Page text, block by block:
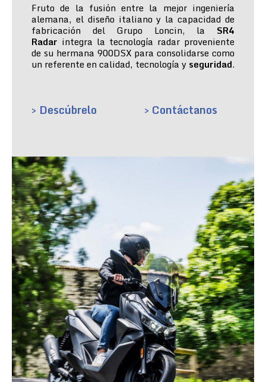
Fruto de la fusión entre la mejor ingeniería
alemana, el diseño italiano y la capacidad de
fabricación del Grupo Loncin, la SR4
Radar integra la tecnología radar proveniente
de su hermana 900DSX para consolidarse como
un referente en calidad, tecnología y seguridad.
> Descúbrelo > Contáctanos